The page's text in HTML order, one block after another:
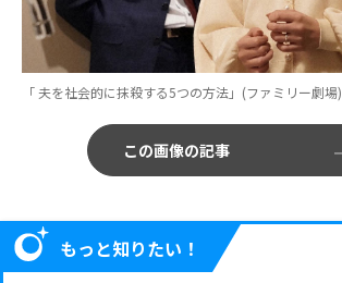
「 夫を社会的に抹殺する5つの方法」(ファミリー劇場)
この画像の記事
もっと知りたい！